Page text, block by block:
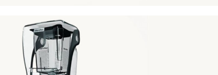
Pogledajte kompletnu ponudu naših sokovnika